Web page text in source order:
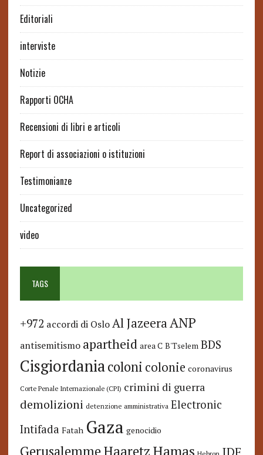
Editoriali
interviste
Notizie
Rapporti OCHA
Recensioni di libri e articoli
Report di associazioni o istituzioni
Testimonianze
Uncategorized
video
TAGS
+972 accordi di Oslo Al JazeeraANP
antisemitismo apartheid area C B'Tselem BDS
Cisgiordaniacoloni colonie coronavirus
Corte Penale Internazionale (CPI) crimini di guerra
demolizioni detenzione amministrativa Electronic
Intifada Fatah Gaza genocidio
GerusalemmeHaaretzHamas IDF